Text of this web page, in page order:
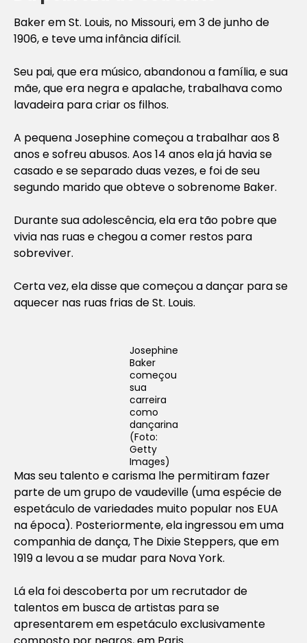
Baker em St. Louis, no Missouri, em 3 de junho de
1906, e teve uma infância difícil.
Seu pai, que era músico, abandonou a família, e sua
mãe, que era negra e apalache, trabalhava como
lavadeira para criar os filhos.
A pequena Josephine começou a trabalhar aos 8
anos e sofreu abusos. Aos 14 anos ela já havia se
casado e se separado duas vezes, e foi de seu
segundo marido que obteve o sobrenome Baker.
Durante sua adolescência, ela era tão pobre que
vivia nas ruas e chegou a comer restos para
sobreviver.
Certa vez, ela disse que começou a dançar para se
aquecer nas ruas frias de St. Louis.
Josephine
Baker
começou
sua
carreira
como
dançarina
(Foto:
Getty
Images)
Mas seu talento e carisma lhe permitiram fazer
parte de um grupo de vaudeville (uma espécie de
espetáculo de variedades muito popular nos EUA
na época). Posteriormente, ela ingressou em uma
companhia de dança, The Dixie Steppers, que em
1919 a levou a se mudar para Nova York.
Lá ela foi descoberta por um recrutador de
talentos em busca de artistas para se
apresentarem em espetáculo exclusivamente